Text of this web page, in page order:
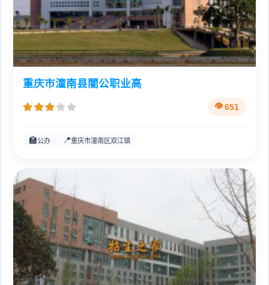
重庆市潼南县闇公职业高
651
🏫公办 📍重庆市潼南区双江镇